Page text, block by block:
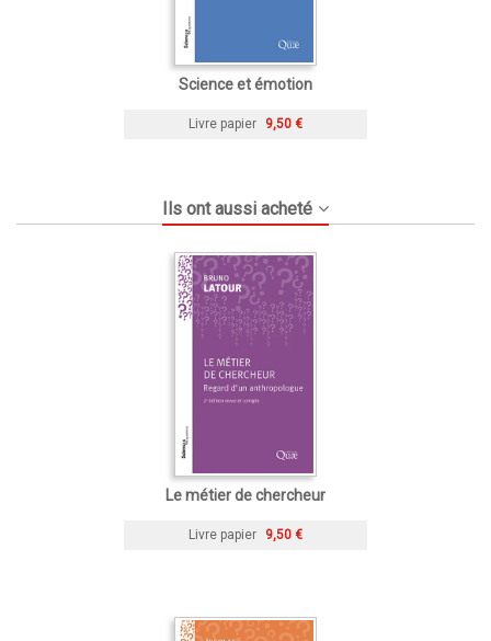
Science et émotion
Livre papier 9,50 €
Ils ont aussi acheté
Le métier de chercheur
Livre papier 9,50 €